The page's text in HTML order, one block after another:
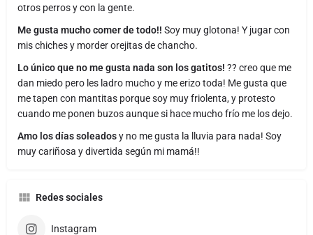
otros perros y con la gente.
Me gusta mucho comer de todo!! Soy muy glotona! Y jugar con
mis chiches y morder orejitas de chancho.
Lo único que no me gusta nada son los gatitos! ?? creo que me
dan miedo pero les ladro mucho y me erizo toda! Me gusta que
me tapen con mantitas porque soy muy friolenta, y protesto
cuando me ponen buzos aunque si hace mucho frío me los dejo.
Amo los días soleadosy no me gusta la lluvia para nada! Soy
muy cariñosa y divertida según mi mamá!!
Redes sociales
Instagram